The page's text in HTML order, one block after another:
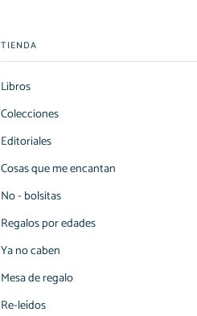
TIENDA
Libros
Colecciones
Editoriales
Cosas que me encantan
No - bolsitas
Regalos por edades
Ya no caben
Mesa de regalo
Re-leídos